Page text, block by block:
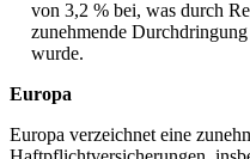
von 3,2 % bei, was durch
zunehmende
wurde.
Europa
Europa verzeichnet eine